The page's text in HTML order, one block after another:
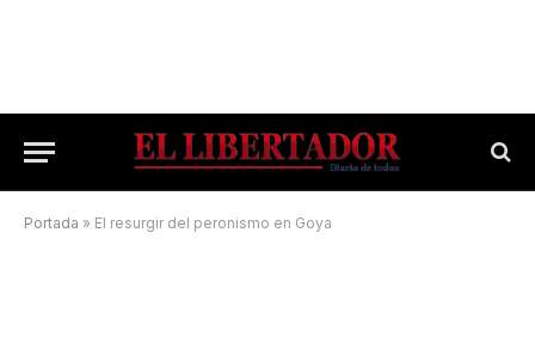
Portada » El resurgir del peronismo en Goya